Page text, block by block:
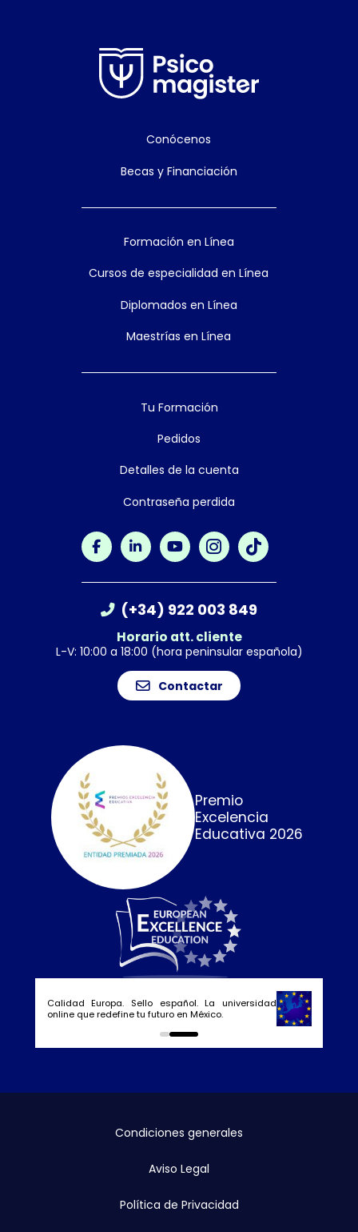
Conócenos
Becas y Financiación
Formación en Línea
Cursos de especialidad en Línea
Diplomados en Línea
Maestrías en Línea
Tu Formación
Pedidos
Detalles de la cuenta
Contraseña perdida
(+34) 922 003 849
Horario att. cliente
L-V: 10:00 a 18:00 (hora peninsular española)
Contactar
Premio
Excelencia
Educativa 2026
Calidad Europa. Sello español. La universidad
online que redefine tu futuro en México.
0 1
Condiciones generales
Aviso Legal
Política de Privacidad